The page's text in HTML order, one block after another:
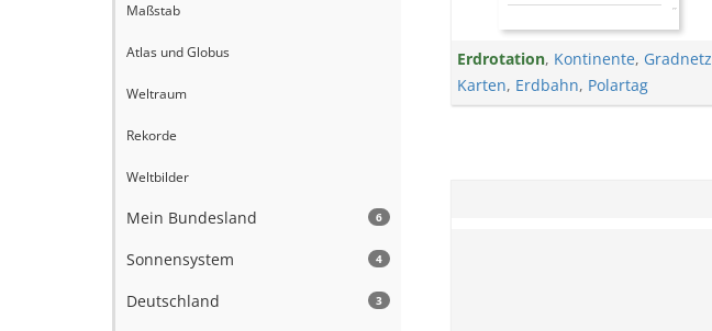
Maßstab
Atlas und Globus
Weltraum
Rekorde
Weltbilder
6
Mein Bundesland
4
Sonnensystem
3
Deutschland
Erdrotation, Kontinente, Gradnetz
Karten, Erdbahn, Polartag